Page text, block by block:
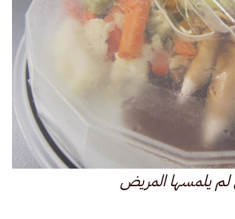
لم يلمسها المريض